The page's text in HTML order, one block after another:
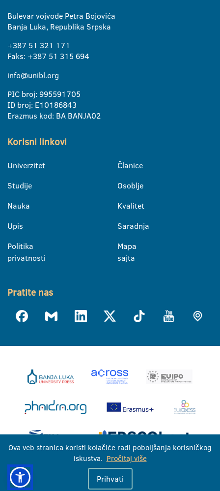
Bulevar vojvode Petra Bojovića
Banja Luka, Republika Srpska
+387 51 321 171
Faks: +387 51 315 694
info@unibl.org
PIC broj: 995591705
ID broj: E10186843
Erazmus kod: BA BANJA02
Korisni linkovi
Univerzitet
Studije
Nauka
Upis
Politika
privatnosti
Članice
Osoblje
Kvalitet
Saradnja
Mapa
sajta
Pratite nas
Univerzitet u Banjoj Luci © 2026
Ova veb stranica koristi kolačiće radi poboljšanja korisničkog
iskustva. Pročitaj više
Prihvati